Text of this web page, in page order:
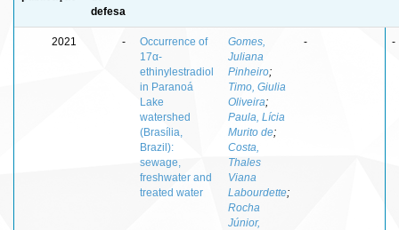
defesa
2021 -
Occurrence of
17α-
ethinylestradiol
in Paranoá
Lake
watershed
(Brasília,
Brazil):
sewage,
freshwater and
treated water
Gomes,
Juliana
Pinheiro;
Timo, Giulia
Oliveira;
Paula, Lícia
Murito de;
Costa,
Thales
Viana
Labourdette;
Rocha
Júnior,
- -